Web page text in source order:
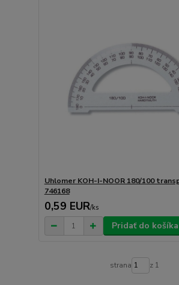
Uhlomer KOH-I-NOOR 180/100
746168
0,59 EUR/ks
Pridať do košíka
strana z 1